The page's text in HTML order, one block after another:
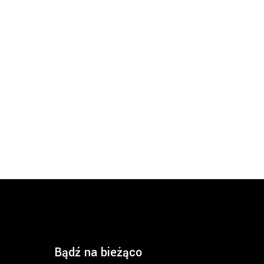
Bądź na bieżąco